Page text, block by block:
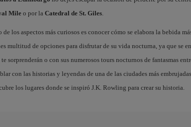
Mileo por la Catedral de St. Giles.
de los aspectos más curiosos es conocer cómo se elabora la bebida
multitud de opciones para disfrutar de su vida nocturna, ya que se
te sorprenderán o con sus numerosos tours nocturnos de fantasmas
con las historias y leyendas de una de las ciudades más
los lugares donde se inspiró J.K. Rowling para crear su historia.